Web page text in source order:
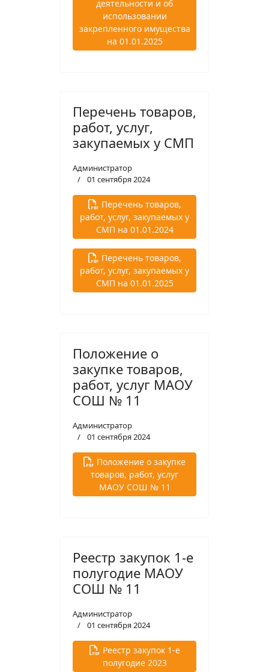
деятельности и об
использовании
закрепленного имущества
на 01.01.2025
Перечень товаров,
работ, услуг,
закупаемых у СМП
Администратор
01 сентября 2024
Перечень товаров,
работ, услуг, закупаемых у
СМП на 01.01.2024
Перечень товаров,
работ, услуг, закупаемых у
СМП на 01.01.2025
Положение о
закупке товаров,
работ, услуг МАОУ
СОШ № 11
Администратор
01 сентября 2024
Положение о закупке
товаров, работ, услуг
МАОУ СОШ № 11
Реестр закупок 1-е
полугодие МАОУ
СОШ № 11
Администратор
01 сентября 2024
Реестр закупок 1-е
полугодие 2023